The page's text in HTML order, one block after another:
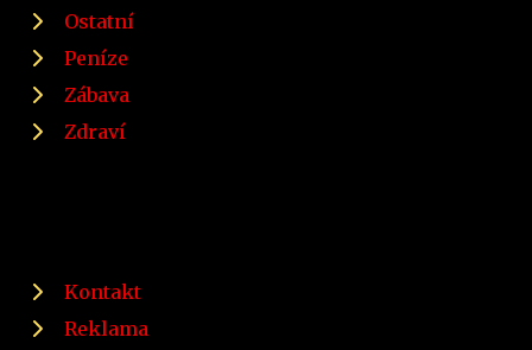
Ostatní
Peníze
Zábava
Zdraví
Kontakt
Reklama